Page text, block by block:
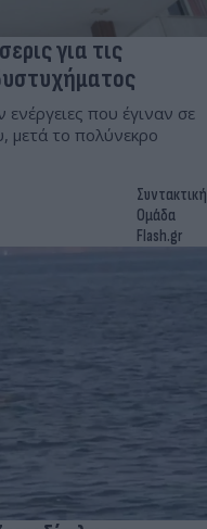
για τις
ενέργειες που έγιναν σε
μετά το πολύνεκρο
Συντακτική
Ομάδα
Flash.gr